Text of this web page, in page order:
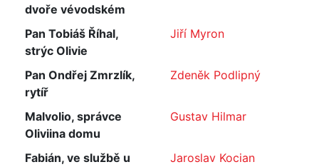
dvoře vévodském
Pan Tobiáš Říhal,
strýc Olivie
Jiří Myron
Pan Ondřej Zmrzlík,
rytíř
Zdeněk Podlipný
Malvolio, správce
Oliviina domu
Gustav Hilmar
Fabián, ve službě u
Jaroslav Kocian